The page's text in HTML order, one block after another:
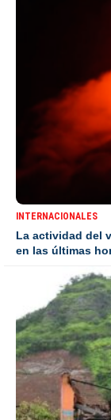
INTERNACIONALES
La actividad del
en las últimas